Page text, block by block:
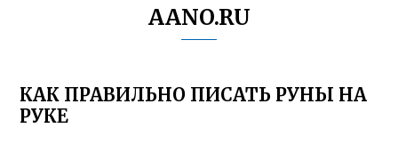
AANO.RU
КАК ПРАВИЛЬНО ПИСАТЬ РУНЫ НА
РУКЕ